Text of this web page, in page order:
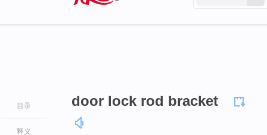
目录
释义
door lock rod bracket